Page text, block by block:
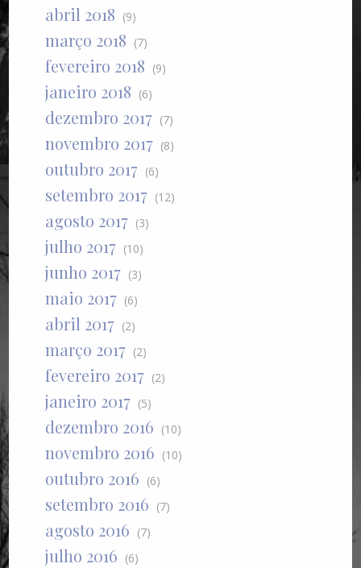
abril 2018 (9)
março 2018 (7)
fevereiro 2018 (9)
janeiro 2018 (6)
dezembro 2017 (7)
novembro 2017 (8)
outubro 2017 (6)
setembro 2017 (12)
agosto 2017 (3)
julho 2017 (10)
junho 2017 (3)
maio 2017 (6)
abril 2017 (2)
março 2017 (2)
fevereiro 2017 (2)
janeiro 2017 (5)
dezembro 2016 (10)
novembro 2016 (10)
outubro 2016 (6)
setembro 2016 (7)
agosto 2016 (7)
julho 2016 (6)